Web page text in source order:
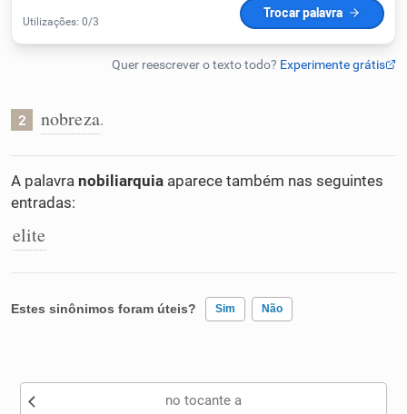
Detector de IA
Humanizador de IA
Cata-letras
Caça-palavras
2 nobreza.
A palavra nobiliarquia aparece também nas seguintes
entradas:
elite
Estes sinônimos foram úteis? Sim Não
Nenhum dos sinônimos apresentados me ajudou
no tocante a